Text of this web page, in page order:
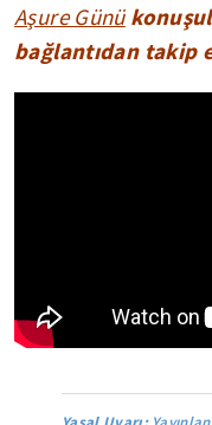
Aşure Günü
bağlantıdan takip